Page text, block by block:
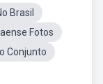
Brasil
Fotos
Conjunto